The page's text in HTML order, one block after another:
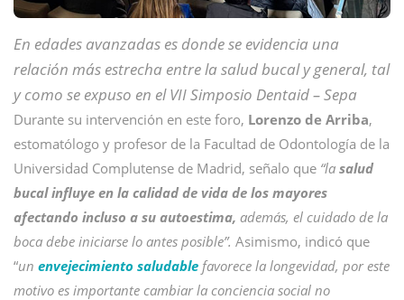
En edades avanzadas es donde se evidencia una
relación más estrecha entre la salud bucal y general, tal
y como se expuso en el VII Simposio Dentaid – Sepa
Durante su intervención en este foro, Lorenzo de Arriba,
estomatólogo y profesor de la Facultad de Odontología de la
Universidad Complutense de Madrid, señalo que “la salud
bucal influye en la calidad de vida de los mayores
afectando incluso a su autoestima, además, el cuidado de la
boca debe iniciarse lo antes posible”. Asimismo, indicó que
“un envejecimiento saludable favorece la longevidad, por este
motivo es importante cambiar la conciencia social no